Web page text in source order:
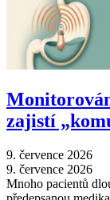
zajistí
9. července 2026
9. července 2026
Mnoho pacientů